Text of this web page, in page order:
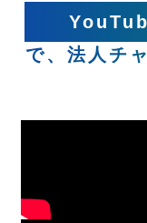
で、法人チ